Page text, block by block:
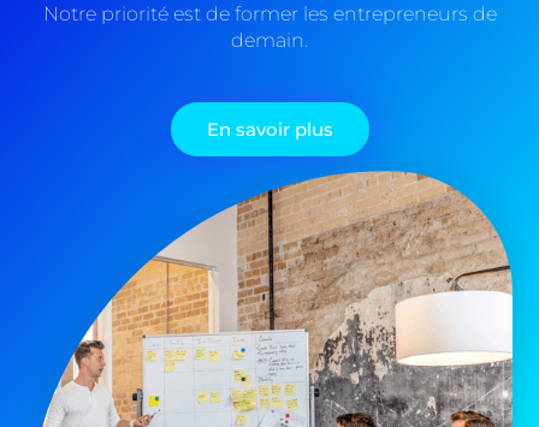
Notre priorité est de former les entrepreneurs de
demain.
En savoir plus